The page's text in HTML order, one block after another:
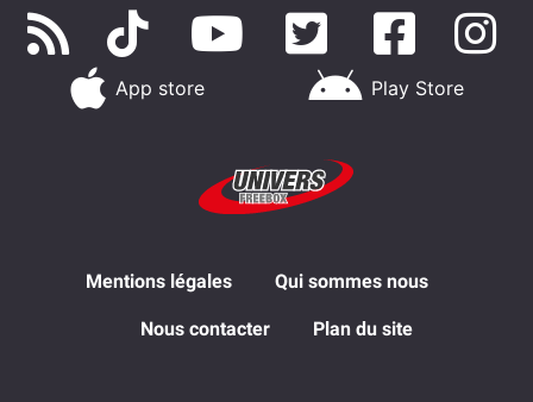
App store Play Store
Mentions légales Qui sommes nous
Nous contacter Plan du site